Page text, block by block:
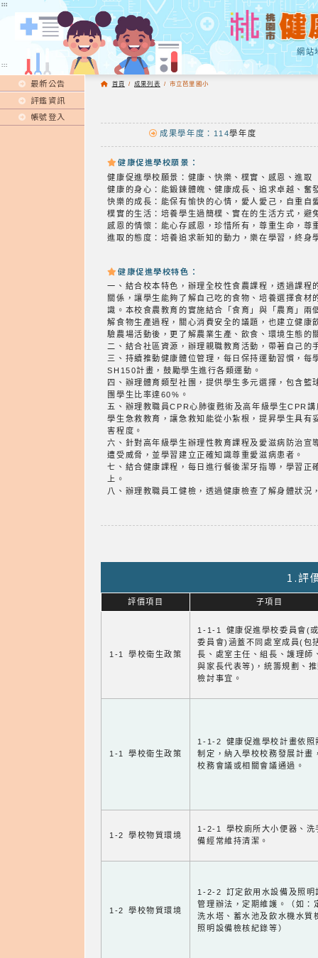
:::
網站
:::
最新公告
評鑑資訊
帳號登入
首頁 / 成果列表 / 市立芭里國小
成果學年度：114學年度
健康促進學校願景：
健康促進學校願景：健康、快樂、樸實、感恩、進取
健康的身心：能鍛鍊體魄、健康成長、追求卓越、奮
快樂的成長：能保有愉快的心情，愛人愛己，自重自
樸實的生活：培養學生過簡樸、實在的生活方式，
感恩的情懷：能心存感恩，珍惜所有，尊重生命，
進取的態度：培養追求新知的動力，樂在學習，終身
健康促進學校特色：
一、結合校本特色，辦理全校性食農課程，透過課
關係，讓學生能夠了解自己吃的食物、培養選擇食
識。本校食農教育的實施結合「食育」與「農育」
解食物生產過程，關心消費安全的議題，也建立健
驗農場活動後，更了解農業生產、飲食、環境生態的
二、結合社區資源，辦理親職教育活動，帶著自己
三、持續推動健康體位管理，每日保持運動習慣，
SH150計畫，鼓勵學生進行各類運動。
四、辦理體育類型社團，提供學生多元選擇，包含
團學生比率達60%。
五、辦理教職員CPR心肺復甦術及高年級學生CPR
學生急救教育，讓急救知能從小紮根，提昇學生具
害程度。
六、針對高年級學生辦理性教育課程及愛滋病防治
遭受威脅，並學習建立正確知識尊重愛滋病患者。
七、結合健康課程，每日進行餐後潔牙指導，學習
上。
八、辦理教職員工健檢，透過健康檢查了解身體狀況
1.評
評價項目 子項目
1-1 學校衛生政策
1-1-1 健康促進學校委員會(
委員會)涵蓋不同處室成員(包
長、處室主任、組長、護理師
與家長代表等)，統籌規劃、
檢討事宜。
1-1 學校衛生政策
1-1-2 健康促進學校計畫依照
制定，納入學校校務發展計畫
校務會議或相關會議通過。
1-2 學校物質環境
1-2-1 學校廁所大小便器、洗
備經常維持清潔。
1-2 學校物質環境
1-2-2 訂定飲用水設備及照明
管理辦法，定期維護。（如：
洗水塔、蓄水池及飲水機水質
照明設備檢核紀錄等）
:::